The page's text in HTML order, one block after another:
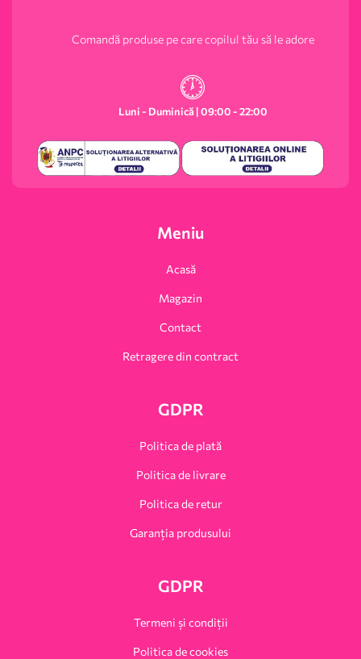
Comandă produse pe care copilul tău să le adore
Luni - Duminică | 09:00 - 22:00
Meniu
Acasă
Magazin
Contact
Retragere din contract
GDPR
Politica de plată
Politica de livrare
Politica de retur
Garanția produsului
GDPR
Termeni și condiții
Politica de cookies